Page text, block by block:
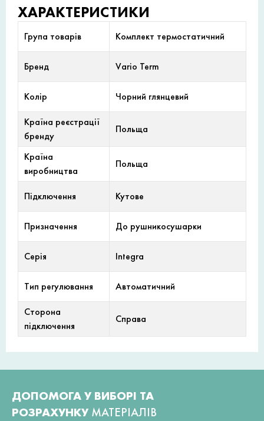
ХАРАКТЕРИСТИКИ
Група товарів Комплект термостатичний
Бренд Vario Term
Колір Чорний глянцевий
Країна реєстрації
бренду
Польща
Країна
виробництва
Польща
Підключення Кутове
Призначення До рушникосушарки
Серія Integra
Тип регулювання Автоматичний
Сторона
підключення
Справа
ДОПОМОГА У ВИБОРІ ТА
РОЗРАХУНКУ МАТЕРІАЛІВ